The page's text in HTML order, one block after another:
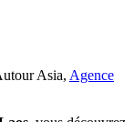
où organiser‎ une
ses services
MICE Laosqui